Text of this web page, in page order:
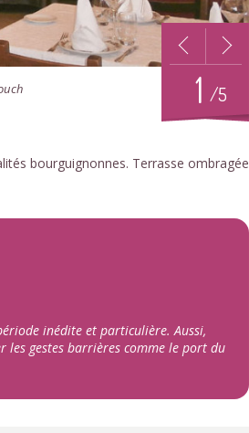
1 /5
bourguignonnes. Terrasse ombragée
inédite et particulière. Aussi,
les gestes barrières comme le port du